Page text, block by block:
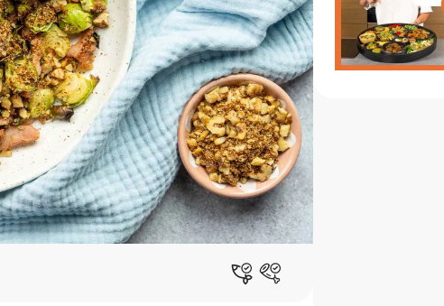
Midden-Oosters
Kooktips & blogs
Leer koken als een chef
Kooktips & blogs